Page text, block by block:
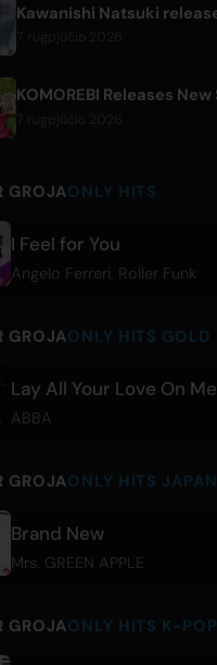
GROJAONLY HITS
I Feel for You
Angelo Ferreri Roller Funk
GROJAONLY HITS GOLD
Lay All Your Love On Me
ABBA
GROJAONLY HITS JAPAN
Brand New
Mrs. GREEN APPLE
GROJAONLY HITS K-POP